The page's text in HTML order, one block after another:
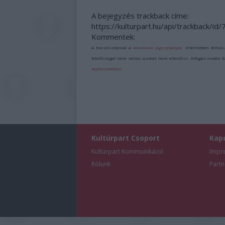
A bejegyzés trackback címe:
https://kulturpart.hu/api/trackback/id/
Kommentek:
A hozzászólások avonatkozó jogszabályok értelmében
felelősséget nem vállal, azokat nem ellenőrzi. Kifogás esetén
tájékoztatóban
Kultúrpart Csoport
Kultúrpart Kommunikáció
Rólunk